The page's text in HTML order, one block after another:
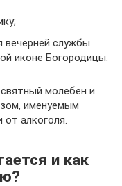
вечерней службы
иконе Богородицы.
молебен и
именуемым
от алкоголя.
и как